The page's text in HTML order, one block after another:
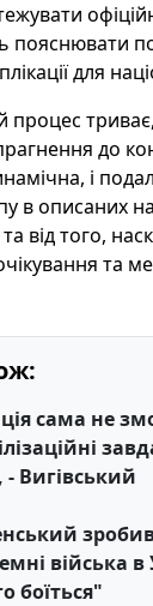
пояснювати
для
до
і
в описаних
від того,
та
сама не
- Вигівський
війська в
боїться"